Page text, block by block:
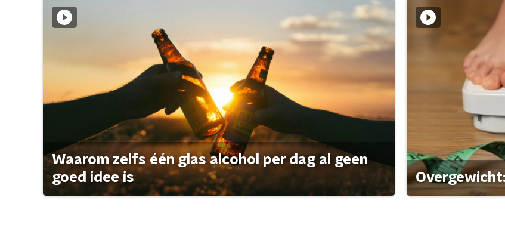
Waarom zelfs één glas alcohol per dag al geen
goed idee is